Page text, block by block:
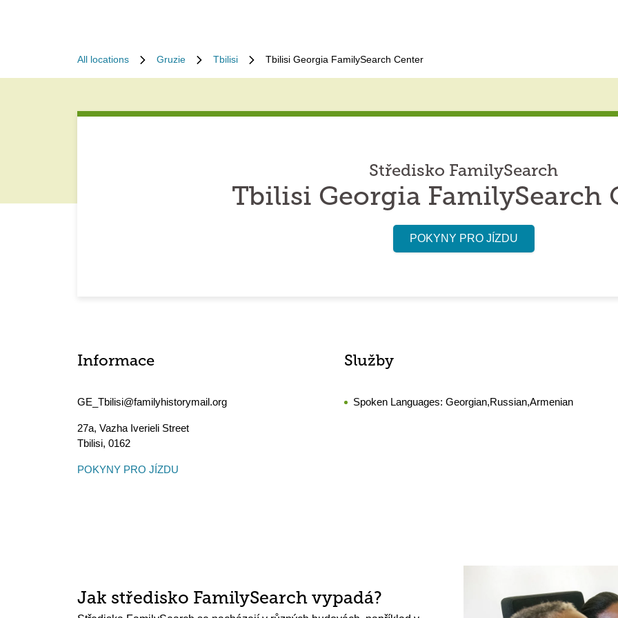
All locations Gruzie Tbilisi Tbilisi Georgia FamilySearch Center
Středisko FamilySearch
Tbilisi Georgia FamilySearch
POKYNY PRO JÍZDU
Informace
GE_Tbilisi@familyhistorymail.org
27a, Vazha Iverieli Street
Tbilisi, 0162
POKYNY PRO JÍZDU
Služby
Spoken Languages: Georgian,Russian,Armenian
Jak středisko FamilySearch vypadá?